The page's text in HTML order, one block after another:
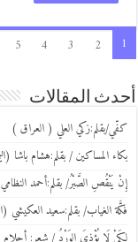
1
2
3
4
5
أحدث المقالات
كفّي/بقلم:زكي العلي ( العراق )
بكاء المساكين / بقلم:هشام باشا
إِنْ يَنْقُصِ الصَّبْرُ/ بقلم:أحمد النظامي
فكَّة الغياب/ بقلم:سعيد العكيشي